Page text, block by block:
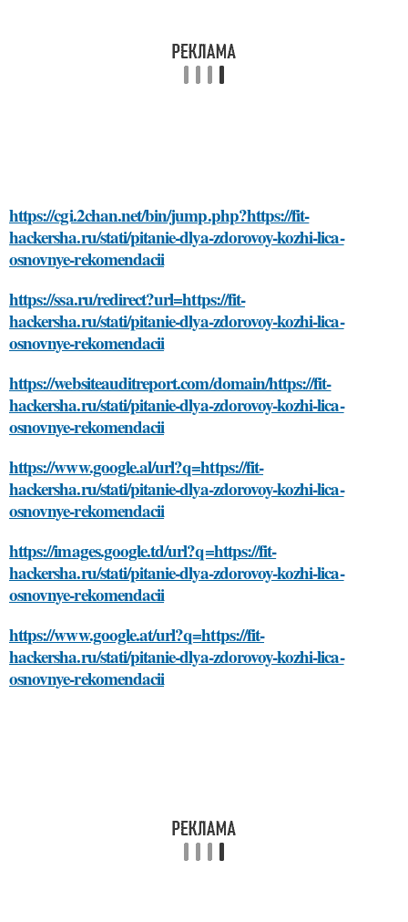
https://cgi.2chan.net/bin/jump.php?https://fit-
hackersha.ru/stati/pitanie-dlya-zdorovoy-kozhi-lica-
osnovnye-rekomendacii
https://ssa.ru/redirect?url=https://fit-
hackersha.ru/stati/pitanie-dlya-zdorovoy-kozhi-lica-
osnovnye-rekomendacii
https://websiteauditreport.com/domain/https://fit-
hackersha.ru/stati/pitanie-dlya-zdorovoy-kozhi-lica-
osnovnye-rekomendacii
https://www.google.al/url?q=https://fit-
hackersha.ru/stati/pitanie-dlya-zdorovoy-kozhi-lica-
osnovnye-rekomendacii
https://images.google.td/url?q=https://fit-
hackersha.ru/stati/pitanie-dlya-zdorovoy-kozhi-lica-
osnovnye-rekomendacii
https://www.google.at/url?q=https://fit-
hackersha.ru/stati/pitanie-dlya-zdorovoy-kozhi-lica-
osnovnye-rekomendacii